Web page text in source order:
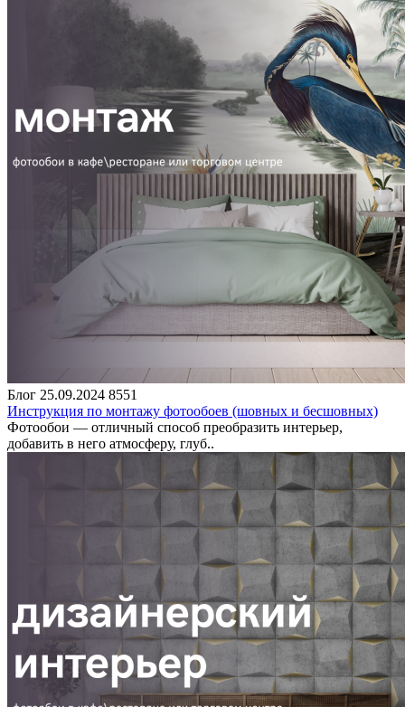
Блог 25.09.2024 8551
Инструкция по монтажу фотообоев (шовных и бесшовных)
Фотообои — отличный способ преобразить интерьер,
добавить в него атмосферу, глуб..